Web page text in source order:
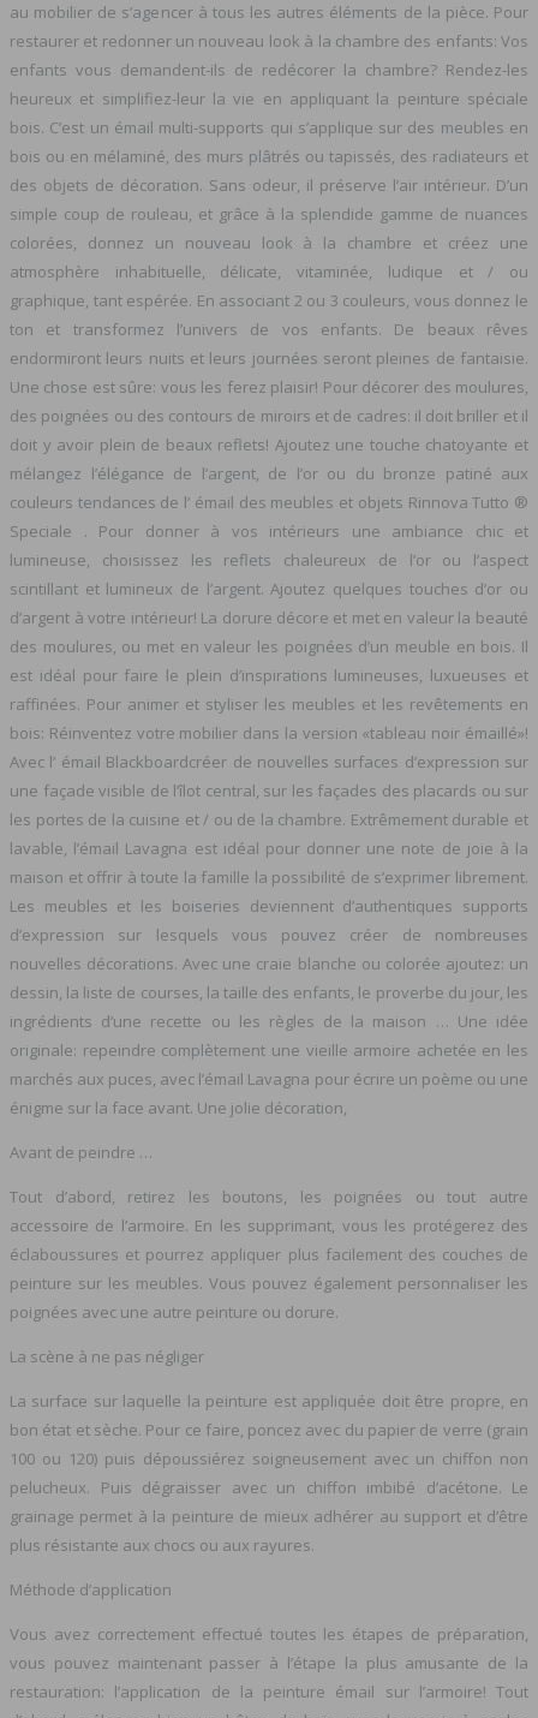
au mobilier de s’agencer à tous les autres éléments de la pièce. Pour
restaurer et redonner un nouveau look à la chambre des enfants: Vos
enfants vous demandent-ils de redécorer la chambre? Rendez-les
heureux et simplifiez-leur la vie en appliquant la peinture spéciale
bois. C’est un émail multi-supports qui s’applique sur des meubles en
bois ou en mélaminé, des murs plâtrés ou tapissés, des radiateurs et
des objets de décoration. Sans odeur, il préserve l’air intérieur. D’un
simple coup de rouleau, et grâce à la splendide gamme de nuances
colorées, donnez un nouveau look à la chambre et créez une
atmosphère inhabituelle, délicate, vitaminée, ludique et / ou
graphique, tant espérée. En associant 2 ou 3 couleurs, vous donnez le
ton et transformez l’univers de vos enfants. De beaux rêves
endormiront leurs nuits et leurs journées seront pleines de fantaisie.
Une chose est sûre: vous les ferez plaisir! Pour décorer des moulures,
des poignées ou des contours de miroirs et de cadres: il doit briller et il
doit y avoir plein de beaux reflets! Ajoutez une touche chatoyante et
mélangez l’élégance de l’argent, de l’or ou du bronze patiné aux
couleurs tendances de l’ émail des meubles et objets Rinnova Tutto ®
Speciale . Pour donner à vos intérieurs une ambiance chic et
lumineuse, choisissez les reflets chaleureux de l’or ou l’aspect
scintillant et lumineux de l’argent. Ajoutez quelques touches d’or ou
d’argent à votre intérieur! La dorure décore et met en valeur la beauté
des moulures, ou met en valeur les poignées d’un meuble en bois. Il
est idéal pour faire le plein d’inspirations lumineuses, luxueuses et
raffinées. Pour animer et styliser les meubles et les revêtements en
bois: Réinventez votre mobilier dans la version «tableau noir émaillé»!
Avec l’ émail Blackboardcréer de nouvelles surfaces d’expression sur
une façade visible de l’îlot central, sur les façades des placards ou sur
les portes de la cuisine et / ou de la chambre. Extrêmement durable et
lavable, l’émail Lavagna est idéal pour donner une note de joie à la
maison et offrir à toute la famille la possibilité de s’exprimer librement.
Les meubles et les boiseries deviennent d’authentiques supports
d’expression sur lesquels vous pouvez créer de nombreuses
nouvelles décorations. Avec une craie blanche ou colorée ajoutez: un
dessin, la liste de courses, la taille des enfants, le proverbe du jour, les
ingrédients d’une recette ou les règles de la maison … Une idée
originale: repeindre complètement une vieille armoire achetée en les
marchés aux puces, avec l’émail Lavagna pour écrire un poème ou une
énigme sur la face avant. Une jolie décoration,
Avant de peindre …
Tout d’abord, retirez les boutons, les poignées ou tout autre
accessoire de l’armoire. En les supprimant, vous les protégerez des
éclaboussures et pourrez appliquer plus facilement des couches de
peinture sur les meubles. Vous pouvez également personnaliser les
poignées avec une autre peinture ou dorure.
La scène à ne pas négliger
La surface sur laquelle la peinture est appliquée doit être propre, en
bon état et sèche. Pour ce faire, poncez avec du papier de verre (grain
100 ou 120) puis dépoussiérez soigneusement avec un chiffon non
pelucheux. Puis dégraisser avec un chiffon imbibé d’acétone. Le
grainage permet à la peinture de mieux adhérer au support et d’être
plus résistante aux chocs ou aux rayures.
Méthode d’application
Vous avez correctement effectué toutes les étapes de préparation,
vous pouvez maintenant passer à l’étape la plus amusante de la
restauration: l’application de la peinture émail sur l’armoire! Tout